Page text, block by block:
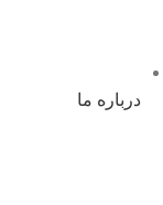
درباره ما